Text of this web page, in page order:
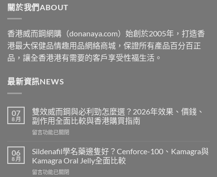
關於我們ABOUT
香港威而鋼網購（donanaya.com）始創於2005年，打造香
港最大保健品情趣用品網絡商城，保證所有產品百分百正
品，讓全香港港有需要的客戶享受性福生活。
最新資訊NEWS
07
8 月
雙效威而鋼與必利勁怎麼選？2026年效果、價錢、
副作用全面比較與香港購買指南
在
效
威
而
鋼
留言功能已關閉
06
8 月
Sildenafil學名藥邊隻好？Cenforce-100、Kamagra與
Kamagra Oral Jelly全面比較
在
留言功能已關閉